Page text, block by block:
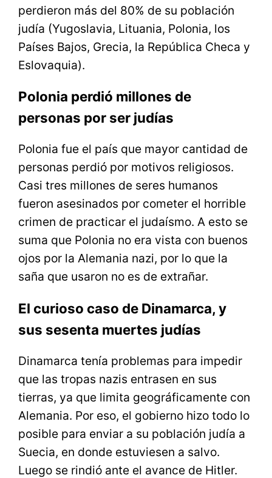
perdieron más del 80% de su población
judía (Yugoslavia, Lituania, Polonia, los
Países Bajos, Grecia, la República Checa y
Eslovaquia).
Polonia perdió millones de
personas por ser judías
Polonia fue el país que mayor cantidad de
personas perdió por motivos religiosos.
Casi tres millones de seres humanos
fueron asesinados por cometer el horrible
crimen de practicar el judaísmo. A esto se
suma que Polonia no era vista con buenos
ojos por la Alemania nazi, por lo que la
saña que usaron no es de extrañar.
El curioso caso de Dinamarca, y
sus sesenta muertes judías
Dinamarca tenía problemas para impedir
que las tropas nazis entrasen en sus
tierras, ya que limita geográficamente con
Alemania. Por eso, el gobierno hizo todo lo
posible para enviar a su población judía a
Suecia, en donde estuviesen a salvo.
Luego se rindió ante el avance de Hitler.